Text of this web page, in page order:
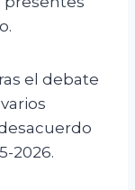
el debate
2026.